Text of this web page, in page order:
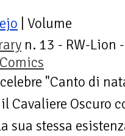
| Volume
n. 13 - RW-Lion -
"Canto di
Cavaliere Oscuro
sua stessa